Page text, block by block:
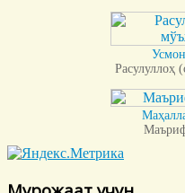
Расулуллоҳ